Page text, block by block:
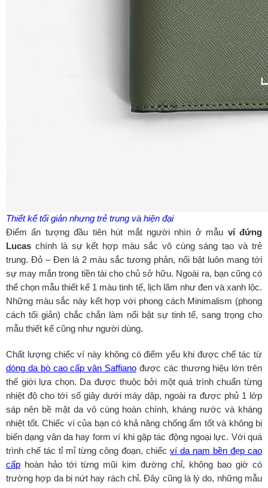
Thiết kế tối giản nhưng trẻ trung và hiện đại
Điểm ấn tượng đầu tiên hút mắt người nhìn ở mẫu ví đứng
Lucas chính là sự kết hợp màu sắc vô cùng sáng tạo và trẻ
trung. Đỏ – Đen là 2 màu sắc tương phản, nổi bật luôn mang tới
sự may mắn trong tiền tài cho chủ sở hữu. Ngoài ra, bạn cũng có
thể chọn mẫu thiết kế 1 màu tinh tế, lịch lãm như đen và xanh lộc.
Những màu sắc này kết hợp với phong cách Minimalism (phong
cách tối giản) chắc chắn làm nổi bật sự tinh tế, sang trọng cho
mẫu thiết kế cũng như người dùng.
Chất lượng chiếc ví này không có điểm yếu khi được chế tác từ
dòng da bò cao cấp vân Saffiano được các thương hiệu lớn trên
thế giới lựa chọn. Da được thuộc bởi một quá trình chuẩn từng
nhiệt độ cho tới số giây dưới máy dập, ngoài ra được phủ 1 lớp
sáp nên bề mặt da vô cùng hoàn chính, kháng nước và kháng
nhiệt tốt. Chiếc ví của bạn có khả năng chống ẩm tốt và không bị
biến dạng vân da hay form ví khi gặp tác động ngoại lực. Với quá
trình chế tác tỉ mỉ từng công đoạn, chiếc ví da nam bền đẹp cao
cấp hoàn hảo tới từng mũi kim đường chỉ, không bao giờ có
trường hợp da bị nứt hay rách chỉ. Đây cũng là lý do, những mẫu